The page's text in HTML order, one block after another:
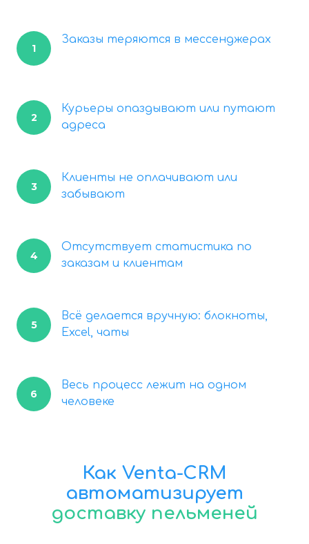
1
Заказы теряются в мессенджерах
2
Курьеры опаздывают или путают
адреса
3
Клиенты не оплачивают или
забывают
4
Отсутствует статистика по
заказам и клиентам
5
Всё делается вручную: блокноты,
Excel, чаты
6
Весь процесс лежит на одном
человеке
Как Venta-CRM
автоматизирует
доставку пельменей